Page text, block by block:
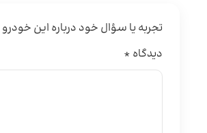
تجربه یا سؤال خود درباره این خودرو
دیدگاه *